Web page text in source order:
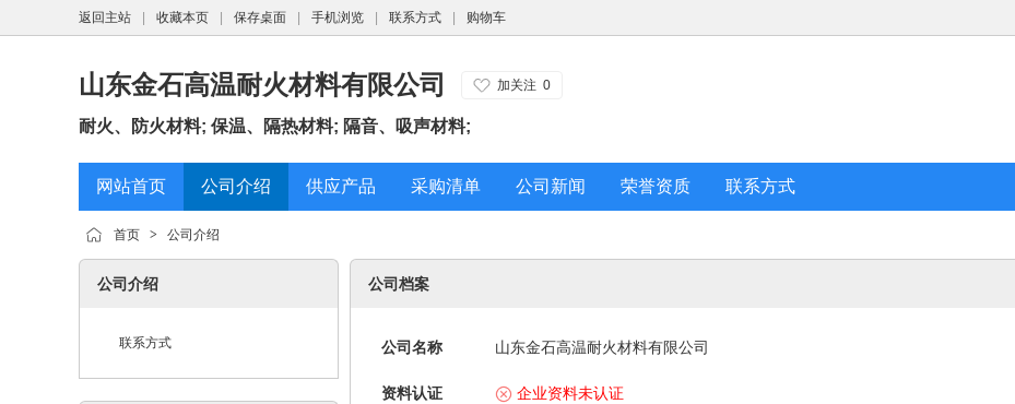
返回主站 收藏本页 保存桌面 手机浏览 联系方式 购物车
山东金石高温耐火材料有限公司 加关注 0
耐火、防火材料; 保温、隔热材料; 隔音、吸声材料;
网站首页 公司介绍 供应产品 采购清单 公司新闻 荣誉资质 联系方式
首页 > 公司介绍
公司介绍
联系方式
公司档案
公司名称 山东金石高温耐火材料有限公司
资料认证 企业资料未认证